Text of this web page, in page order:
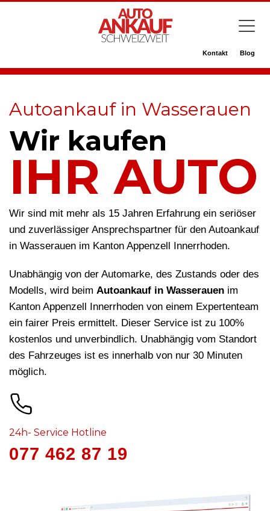
Kontakt Blog
Autoankauf in Wasserauen
Wir kaufen
IHR AUTO
Wir sind mit mehr als 15 Jahren Erfahrung ein seriöser
und zuverlässiger Ansprechspartner für den Autoankauf
in Wasserauen im Kanton Appenzell Innerrhoden.
Unabhängig von der Automarke, des Zustands oder des
Modells, wird beim Autoankauf in Wasserauen im
Kanton Appenzell Innerrhoden von einem Expertenteam
ein fairer Preis ermittelt. Dieser Service ist zu 100%
kostenlos und unverbindlich. Unabhängig vom Standort
des Fahrzeuges ist es innerhalb von nur 30 Minuten
möglich.
24h- Service Hotline
077 462 87 19